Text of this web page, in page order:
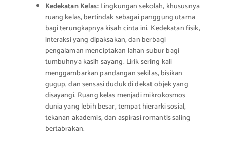
Kedekatan Kelas:Lingkungan sekolah, khususnya
ruang kelas, bertindak sebagai panggung utama
bagi terungkapnya kisah cinta ini. Kedekatan fisik,
interaksi yang dipaksakan, dan berbagi
pengalaman menciptakan lahan subur bagi
tumbuhnya kasih sayang. Lirik sering kali
menggambarkan pandangan sekilas, bisikan
gugup, dan sensasi duduk di dekat objek yang
disayangi. Ruang kelas menjadi mikrokosmos
dunia yang lebih besar, tempat hierarki sosial,
tekanan akademis, dan aspirasi romantis saling
bertabrakan.